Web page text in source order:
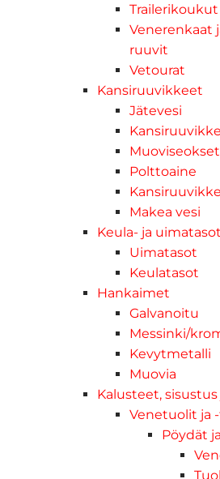
Trailerikoukut
Venerenkaat
ruuvit
Vetourat
Kansiruuvikkeet
Jätevesi
Muoviseokset
Polttoaine
Makea vesi
Keula- ja uimatasot
Uimatasot
Keulatasot
Hankaimet
Galvanoitu
Messinki/
Kevytmetalli
Muovia
Kalusteet, sisustus
Venetuolit ja
Pöydät